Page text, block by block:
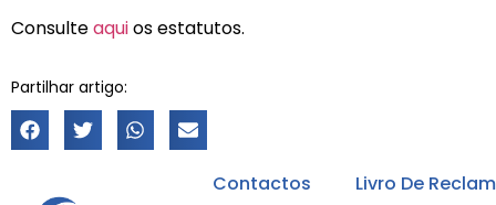
Consulteaquios estatutos.
Partilhar artigo:
Contactos Livro De